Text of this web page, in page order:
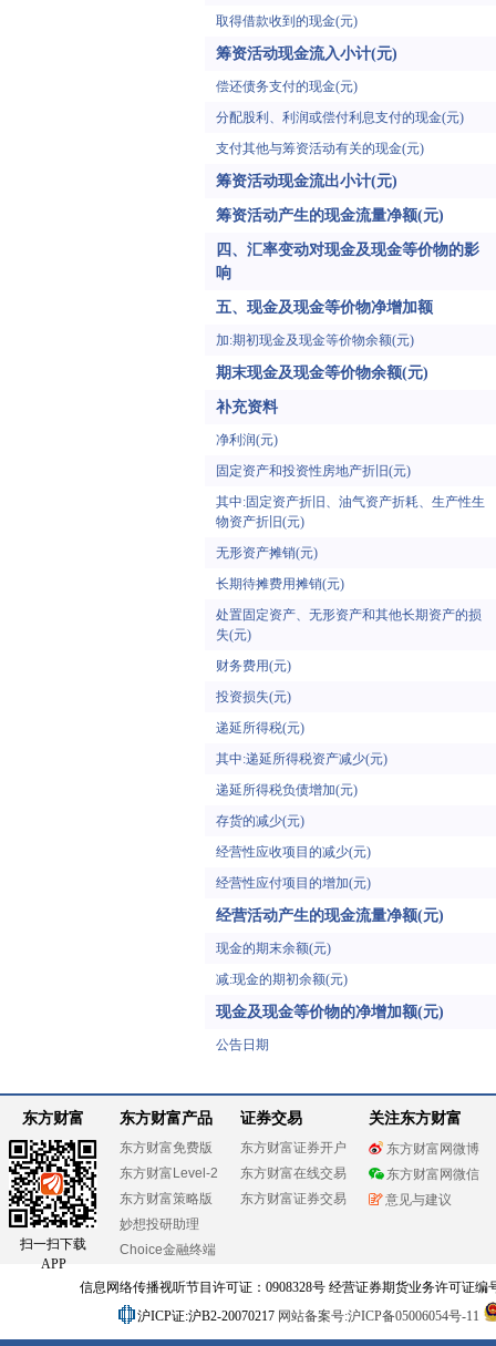
取得借款收到的现金(元)
筹资活动现金流入小计(元)
偿还债务支付的现金(元)
分配股利、利润或偿付利息支付的现金(元)
支付其他与筹资活动有关的现金(元)
筹资活动现金流出小计(元)
筹资活动产生的现金流量净额(元)
四、汇率变动对现金及现金等价物的影
响
五、现金及现金等价物净增加额
加:期初现金及现金等价物余额(元)
期末现金及现金等价物余额(元)
补充资料
净利润(元)
固定资产和投资性房地产折旧(元)
其中:固定资产折旧、油气资产折耗、生产性生
物资产折旧(元)
无形资产摊销(元)
长期待摊费用摊销(元)
处置固定资产、无形资产和其他长期资产的损
失(元)
财务费用(元)
投资损失(元)
递延所得税(元)
其中:递延所得税资产减少(元)
递延所得税负债增加(元)
存货的减少(元)
经营性应收项目的减少(元)
经营性应付项目的增加(元)
经营活动产生的现金流量净额(元)
现金的期末余额(元)
减:现金的期初余额(元)
现金及现金等价物的净增加额(元)
公告日期
东方财富
扫一扫下载
APP
东方财富产品
东方财富免费版
东方财富Level-2
东方财富策略版
妙想投研助理
Choice金融终端
证券交易
东方财富证券开户
东方财富在线交易
东方财富证券交易
关注东方财富
东方财富网微博
东方财富网微信
意见与建议
信息网络传播视听节目许可证：0908328号 经营证券期货业务许可证编
沪ICP证:沪B2-20070217 网站备案号:沪ICP备05006054号-11